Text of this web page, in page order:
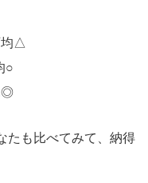
均△
○
◎
たも比べてみて、納得